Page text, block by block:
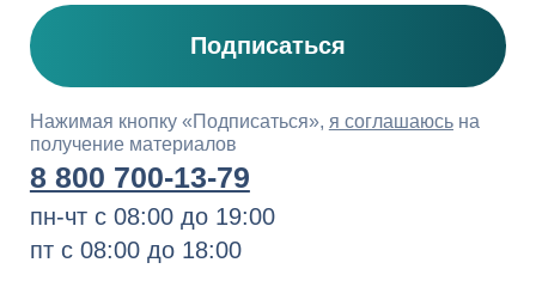
Проверка и восстановление
Переход на кадровый ЭДО
Ведение воинского учёта
Консультации по кадровым вопросам
Финансовый консалтинг
Оформление бизнес-плана
Инвентаризация ТМЦ
Юридическое и налоговое
сопровождение
Налоговое право
Трудовое право